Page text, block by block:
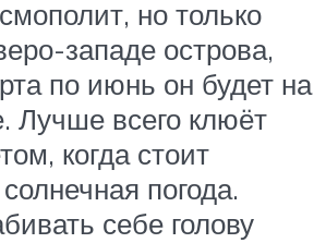
но только
западе острова,
по июнь он будет на
Лучше всего клюёт
когда стоит
погода.
себе голову